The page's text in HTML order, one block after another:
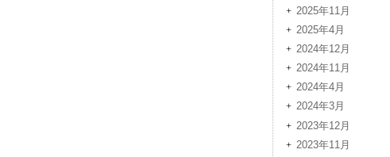
2025年11月
2025年4月
2024年12月
2024年11月
2024年4月
2024年3月
2023年12月
2023年11月